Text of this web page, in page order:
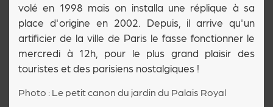
volé en 1998 mais on installa une réplique à sa
place d'origine en 2002. Depuis, il arrive qu'un
artificier de la ville de Paris le fasse fonctionner le
mercredi à 12h, pour le plus grand plaisir des
touristes et des parisiens nostalgiques !
Photo : Le petit canon du jardin du Palais Royal